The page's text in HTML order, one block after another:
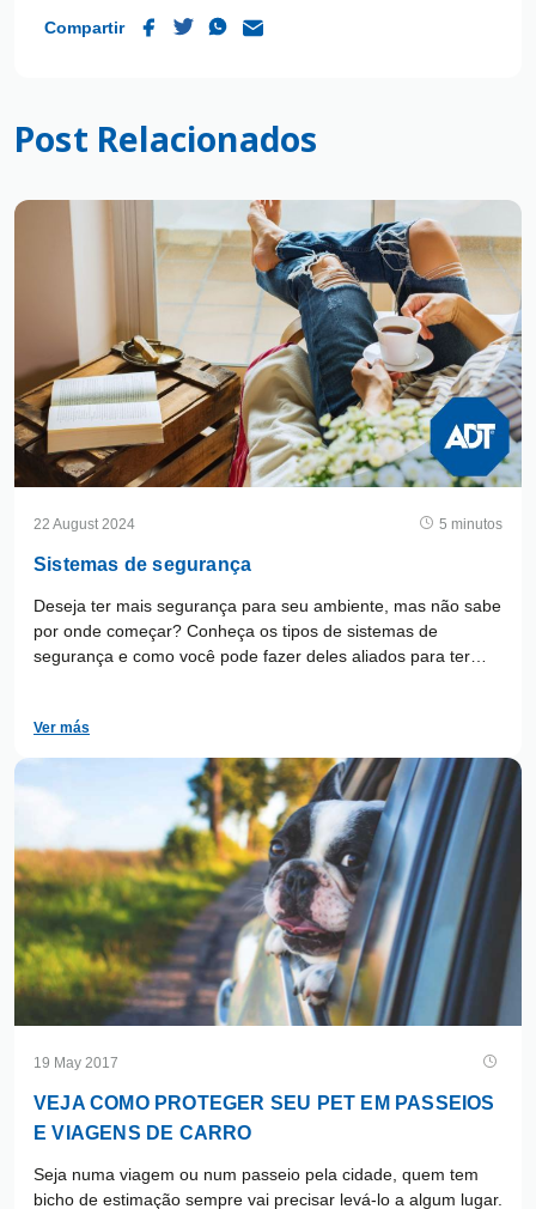
Compartir
Post Relacionados
22 August 2024 5 minutos
Sistemas de segurança
Deseja ter mais segurança para seu ambiente, mas não sabe
por onde começar? Conheça os tipos de sistemas de
segurança e como você pode fazer deles aliados para ter
Ver más
19 May 2017
VEJA COMO PROTEGER SEU PET EM PASSEIOS
E VIAGENS DE CARRO
Seja numa viagem ou num passeio pela cidade, quem tem
bicho de estimação sempre vai precisar levá-lo a algum lugar.